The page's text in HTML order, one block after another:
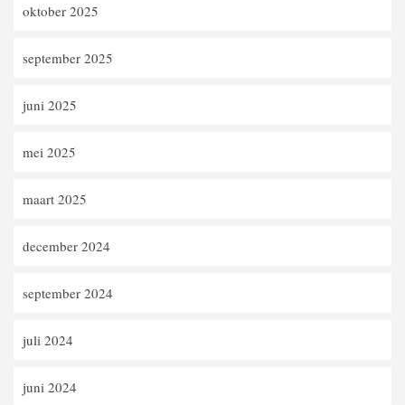
oktober 2025
september 2025
juni 2025
mei 2025
maart 2025
december 2024
september 2024
juli 2024
juni 2024